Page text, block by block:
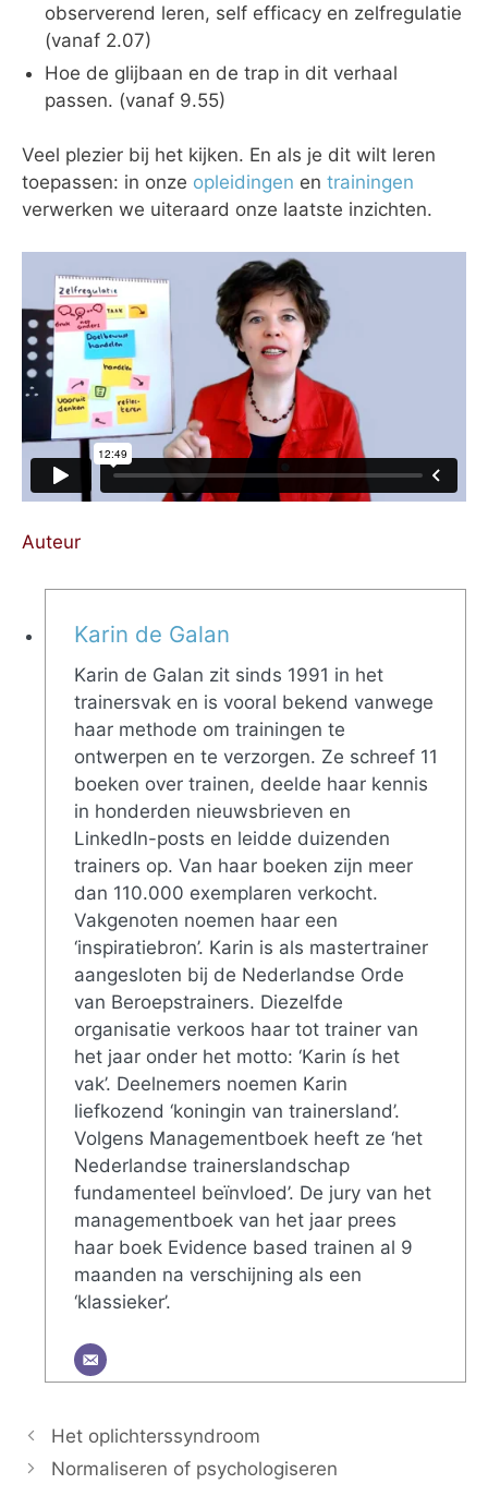
observerend leren, self efficacy en zelfregulatie
(vanaf 2.07)
Hoe de glijbaan en de trap in dit verhaal
passen. (vanaf 9.55)
Veel plezier bij het kijken. En als je dit wilt leren
toepassen: in onze opleidingen en trainingen
verwerken we uiteraard onze laatste inzichten.
Auteur
Karin de Galan
Karin de Galan zit sinds 1991 in het
trainersvak en is vooral bekend vanwege
haar methode om trainingen te
ontwerpen en te verzorgen. Ze schreef 11
boeken over trainen, deelde haar kennis
in honderden nieuwsbrieven en
LinkedIn-posts en leidde duizenden
trainers op. Van haar boeken zijn meer
dan 110.000 exemplaren verkocht.
Vakgenoten noemen haar een
‘inspiratiebron’. Karin is als mastertrainer
aangesloten bij de Nederlandse Orde
van Beroepstrainers. Diezelfde
organisatie verkoos haar tot trainer van
het jaar onder het motto: ‘Karin ís het
vak’. Deelnemers noemen Karin
liefkozend ‘koningin van trainersland’.
Volgens Managementboek heeft ze ‘het
Nederlandse trainerslandschap
fundamenteel beïnvloed’. De jury van het
managementboek van het jaar prees
haar boek Evidence based trainen al 9
maanden na verschijning als een
‘klassieker’.
Het oplichterssyndroom
Normaliseren of psychologiseren